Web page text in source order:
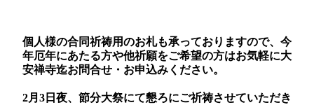
個人様の合同祈祷用のお札も承っておりますので、今
年厄年にあたる方や他祈願をご希望の方はお気軽に大
安禅寺迄お問合せ・お申込みください。
2月3日夜、節分大祭にて懇ろにご祈祷させていただき